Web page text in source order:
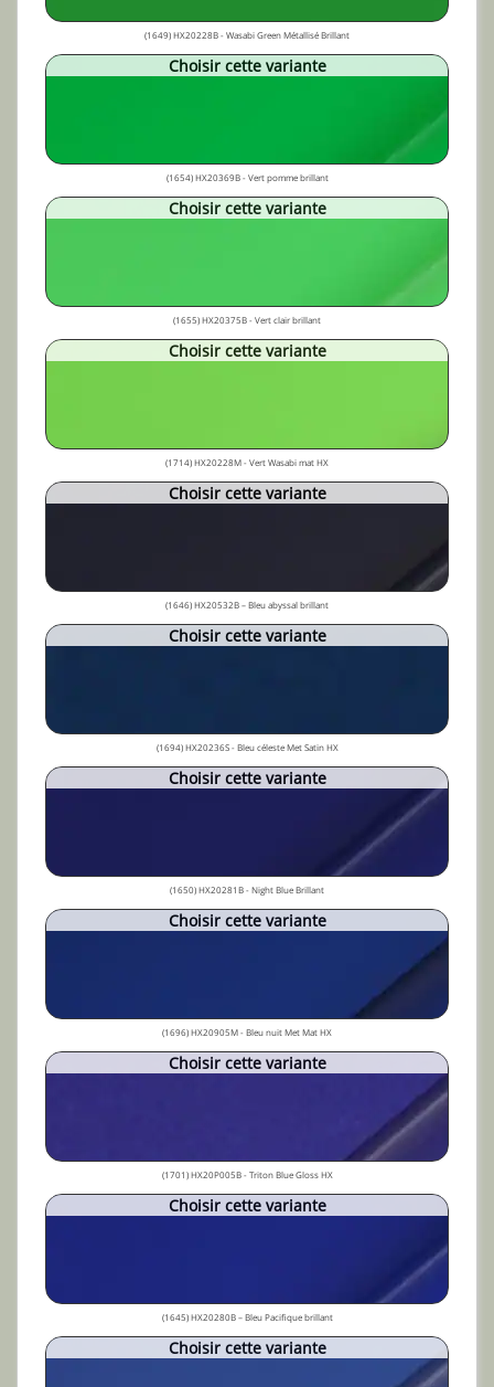
(1649) HX20228B - Wasabi Green Métallisé Brillant
Choisir cette variante
(1654) HX20369B - Vert pomme brillant
Choisir cette variante
(1655) HX20375B - Vert clair brillant
Choisir cette variante
(1714) HX20228M - Vert Wasabi mat HX
Choisir cette variante
(1646) HX20532B – Bleu abyssal brillant
Choisir cette variante
(1694) HX20236S - Bleu céleste Met Satin HX
Choisir cette variante
(1650) HX20281B - Night Blue Brillant
Choisir cette variante
(1696) HX20905M - Bleu nuit Met Mat HX
Choisir cette variante
(1701) HX20P005B - Triton Blue Gloss HX
Choisir cette variante
(1645) HX20280B – Bleu Pacifique brillant
Choisir cette variante